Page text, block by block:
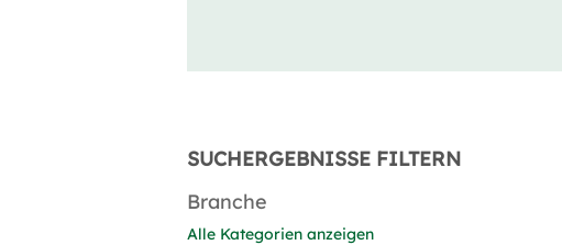
SUCHERGEBNISSE FILTERN
Branche
Alle Kategorien anzeigen